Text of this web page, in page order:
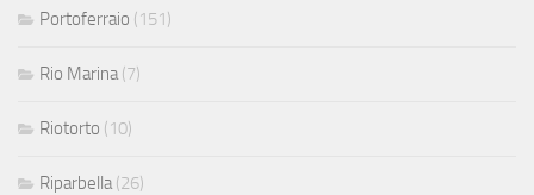
Portoferraio (151)
Rio Marina (7)
Riotorto (10)
Riparbella (26)